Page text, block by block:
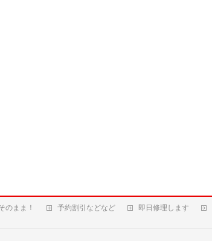
のまま！ 予約割引などなど 即日修理します